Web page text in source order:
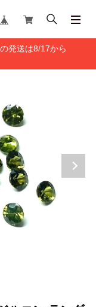
発送は8/17から